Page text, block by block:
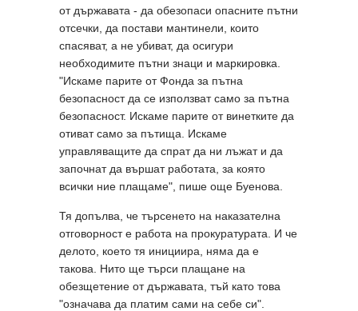
от държавата - да обезопаси опасните пътни
отсечки, да постави мантинели, които
спасяват, а не убиват, да осигури
необходимите пътни знаци и маркировка.
"Искаме парите от Фонда за пътна
безопасност да се използват само за пътна
безопасност. Искаме парите от винетките да
отиват само за пътища. Искаме
управляващите да спрат да ни лъжат и да
започнат да вършат работата, за която
всички ние плащаме", пише още Буенова.
Тя допълва, че търсенето на наказателна
отговорност е работа на прокуратурата. И че
делото, което тя инициира, няма да е
такова. Нито ще търси плащане на
обезщетение от държавата, тъй като това
"означава да платим сами на себе си".